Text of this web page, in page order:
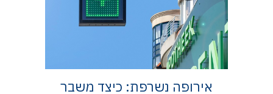
אירופה נשרפת: כיצד משבר